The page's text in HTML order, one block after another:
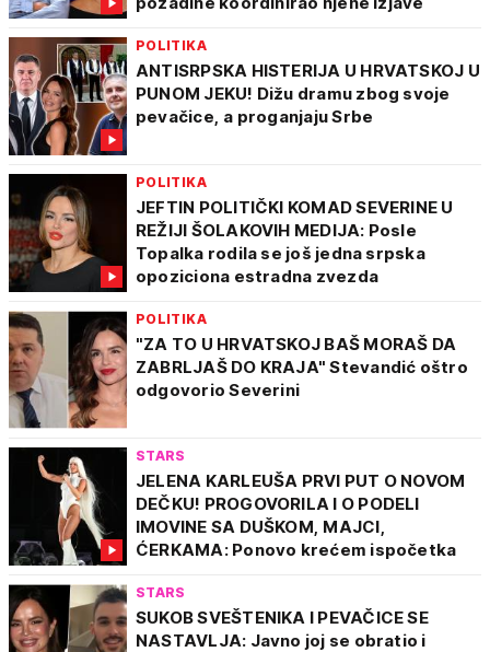
POLITIKA
ANTISRPSKA HISTERIJA U HRVATSKOJ U
PUNOM JEKU! Dižu dramu zbog svoje
pevačice, a proganjaju Srbe
POLITIKA
JEFTIN POLITIČKI KOMAD SEVERINE U
REŽIJI ŠOLAKOVIH MEDIJA: Posle
Topalka rodila se još jedna srpska
opoziciona estradna zvezda
POLITIKA
"ZA TO U HRVATSKOJ BAŠ MORAŠ DA
ZABRLJAŠ DO KRAJA" Stevandić oštro
odgovorio Severini
STARS
JELENA KARLEUŠA PRVI PUT O NOVOM
DEČKU! PROGOVORILA I O PODELI
IMOVINE SA DUŠKOM, MAJCI,
ĆERKAMA: Ponovo krećem ispočetka
STARS
SUKOB SVEŠTENIKA I PEVAČICE SE
NASTAVLJA: Javno joj se obratio i